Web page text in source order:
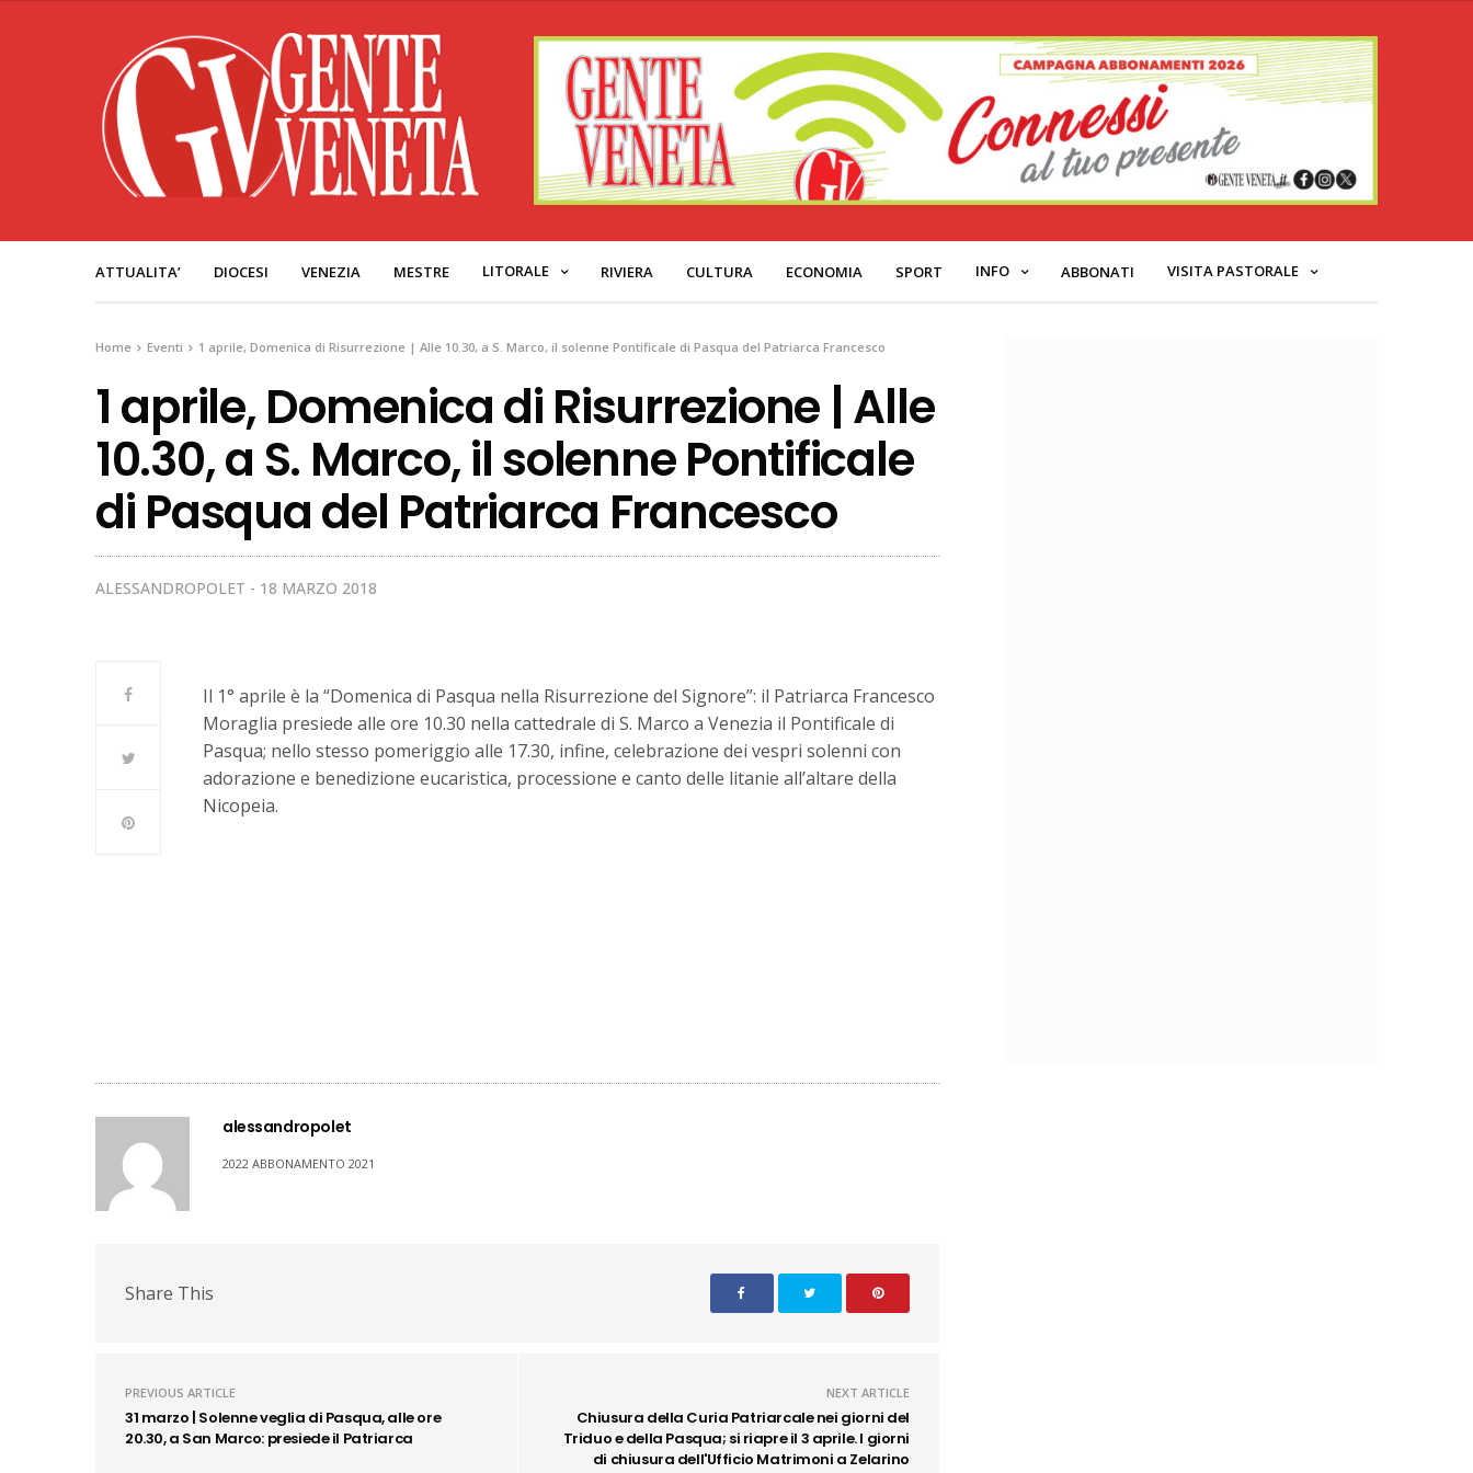
ATTUALITA’ DIOCESI VENEZIA MESTRE LITORALE RIVIERA CULTURA ECONOMIA SPORT INFO ABBONATI VISITA PASTORALE
Home Eventi 1 aprile, Domenica di Risurrezione | Alle 10.30, a S. Marco, il solenne Pontificale di Pasqua del Patriarca Francesco
1 aprile, Domenica di Risurrezione | Alle
10.30, a S. Marco, il solenne Pontificale
di Pasqua del Patriarca Francesco
ALESSANDROPOLET 18 MARZO 2018
Il 1° aprile è la “Domenica di Pasqua nella Risurrezione del Signore”: il Patriarca Francesco
Moraglia presiede alle ore 10.30 nella cattedrale di S. Marco a Venezia il Pontificale di
Pasqua; nello stesso pomeriggio alle 17.30, infine, celebrazione dei vespri solenni con
adorazione e benedizione eucaristica, processione e canto delle litanie all’altare della
Nicopeia.
alessandropolet
2022 ABBONAMENTO 2021
Share This
PREVIOUS ARTICLE
31 marzo | Solenne veglia di Pasqua, alle ore
20.30, a San Marco: presiede il Patriarca
NEXT ARTICLE
Chiusura della Curia Patriarcale nei giorni del
Triduo e della Pasqua; si riapre il 3 aprile. I giorni
di chiusura dell'Ufficio Matrimoni a Zelarino